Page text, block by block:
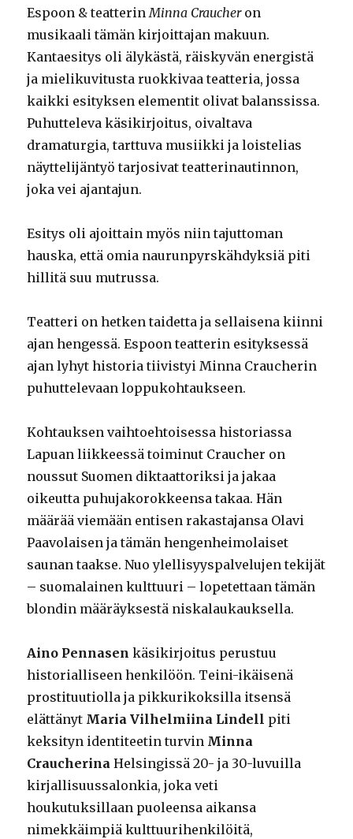
Espoon & teatterinMinna Craucheron
musikaali tämän kirjoittajan makuun.
Kantaesitys oli älykästä, räiskyvän energistä
ja mielikuvitusta ruokkivaa teatteria, jossa
kaikki esityksen elementit olivat balanssissa.
Puhutteleva käsikirjoitus, oivaltava
dramaturgia, tarttuva musiikki ja loistelias
näyttelijäntyö tarjosivat teatterinautinnon,
joka vei ajantajun.
Esitys oli ajoittain myös niin tajuttoman
hauska, että omia naurunpyrskähdyksiä piti
hillitä suu mutrussa.
Teatteri on hetken taidetta ja sellaisena kiinni
ajan hengessä. Espoon teatterin esityksessä
ajan lyhyt historia tiivistyi Minna Craucherin
puhuttelevaan loppukohtaukseen.
Kohtauksen vaihtoehtoisessa historiassa
Lapuan liikkeessä toiminut Craucher on
noussut Suomen diktaattoriksi ja jakaa
oikeutta puhujakorokkeensa takaa. Hän
määrää viemään entisen rakastajansa Olavi
Paavolaisen ja tämän hengenheimolaiset
saunan taakse. Nuo ylellisyyspalvelujen tekijät
– suomalainen kulttuuri – lopetettaan tämän
blondin määräyksestä niskalaukauksella.
Aino Pennasen käsikirjoitus perustuu
historialliseen henkilöön. Teini-ikäisenä
prostituutiolla ja pikkurikoksilla itsensä
elättänyt Maria Vilhelmiina Lindell piti
keksityn identiteetin turvin Minna
Craucherina Helsingissä 20- ja 30-luvuilla
kirjallisuussalonkia, joka veti
houkutuksillaan puoleensa aikansa
nimekkäimpiä kulttuurihenkilöitä,